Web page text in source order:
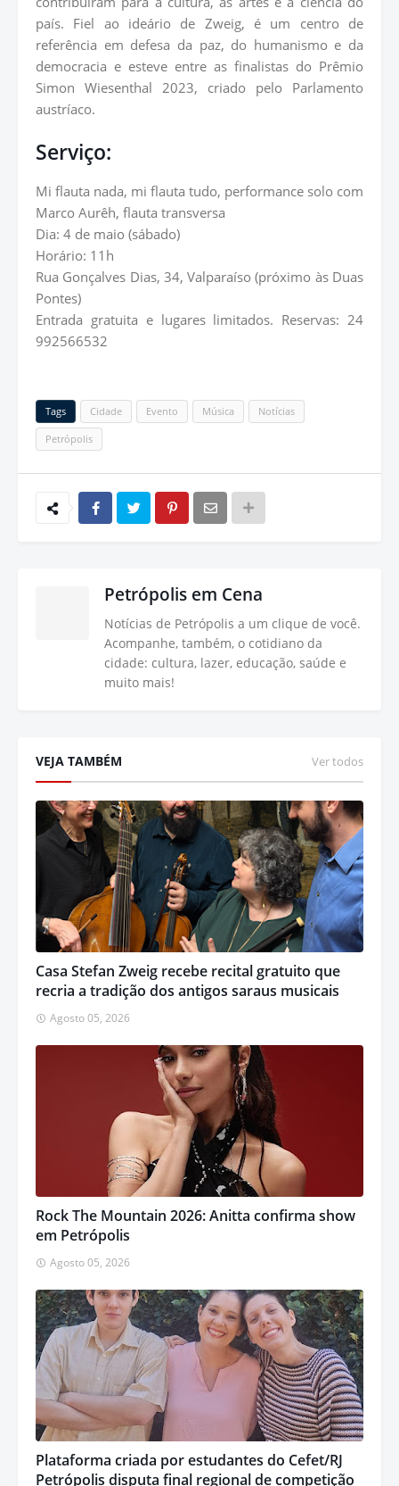
país. Fiel ao ideário de Zweig, é um centro de
referência em defesa da paz, do humanismo e da
democracia e esteve entre as finalistas do Prêmio
Simon Wiesenthal 2023, criado pelo Parlamento
austríaco.
Serviço:
Mi flauta nada, mi flauta tudo, performance solo com
Marco Aurêh, flauta transversa
Dia: 4 de maio (sábado)
Horário: 11h
Rua Gonçalves Dias, 34, Valparaíso (próximo às Duas
Pontes)
Entrada gratuita e lugares limitados. Reservas: 24
992566532
Tags Cidade Evento Música Notícias
Petrópolis
Petrópolis em Cena
Notícias de Petrópolis a um clique de você.
Acompanhe, também, o cotidiano da
cidade: cultura, lazer, educação, saúde e
muito mais!
VEJA TAMBÉM Ver todos
Casa Stefan Zweig recebe recital gratuito que
recria a tradição dos antigos saraus musicais
Agosto 05, 2026
Rock The Mountain 2026: Anitta confirma show
em Petrópolis
Agosto 05, 2026
Plataforma criada por estudantes do Cefet/RJ
Petrópolis disputa final regional de competição